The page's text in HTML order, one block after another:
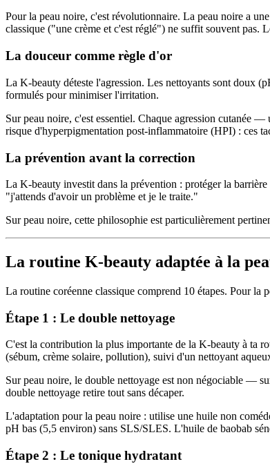
Pour la peau noire, c'est révolutionnaire. La peau noire a
classique ("une crème et c'est réglé") ne suffit souvent pas.
La douceur comme règle d'or
La K-beauty déteste l'agression. Les nettoyants sont doux
formulés pour minimiser l'irritation.
Sur peau noire, c'est essentiel. Chaque agression cutanée
risque d'hyperpigmentation post-inflammatoire (HPI) : ces
La prévention avant la correction
La K-beauty investit dans la prévention : protéger la
"j'attends d'avoir un problème et je le traite."
Sur peau noire, cette philosophie est particulièrement
La routine K-beauty adaptée à la
La routine coréenne classique comprend 10 étapes. Pour
Étape 1 : Le double nettoyage
C'est la contribution la plus importante de la K-beauty à ta
(sébum, crème solaire, pollution), suivi d'un nettoyant
Sur peau noire, le double nettoyage est non négociable —
double nettoyage retire tout sans décaper.
L'adaptation pour la peau noire : utilise une huile non
pH bas (5,5 environ) sans SLS/SLES. L'huile de baobab
Étape 2 : Le tonique hydratant